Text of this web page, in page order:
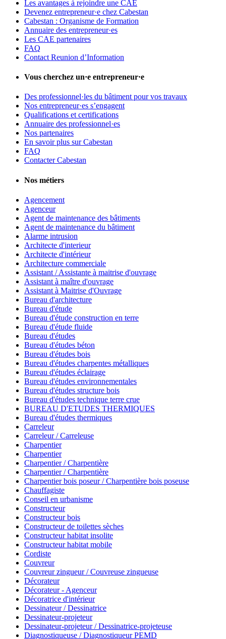
Les avantages à rejoindre une CAE
Devenez entrepreneur·e chez Cabestan
Cabestan : Organisme de Formation
Annuaire des entrepreneur·es
Les CAE partenaires
FAQ
Contact Reunion d’Information
Vous cherchez un·e entrepreneur·e
Des professionnel·les du bâtiment pour vos travaux
Nos entrepreneur·es s’engagent
Qualifications et certifications
Annuaire des professionnel·es
Nos partenaires
En savoir plus sur Cabestan
FAQ
Contacter Cabestan
Nos métiers
Agencement
Agenceur
Agent de maintenance des bâtiments
Agent de maintenance du bâtiment
Alarme intrusion
Architecte d'interieur
Architecte d'intérieur
Architecture commerciale
Assistant / Assistante à maitrise d'ouvrage
Assistant à maître d'ouvrage
Assistant à Maitrise d'Ouvrage
Bureau d'architecture
Bureau d'étude
Bureau d'étude construction en terre
Bureau d'étude fluide
Bureau d'études
Bureau d'études béton
Bureau d'études bois
Bureau d'études charpentes métalliques
Bureau d'études éclairage
Bureau d'études environnementales
Bureau d'études structure bois
Bureau d'études technique terre crue
BUREAU D'ETUDES THERMIQUES
Bureau d'études thermiques
Carreleur
Carreleur / Carreleuse
Charpentier
Charpentier
Charpentier / Charpentière
Charpentier / Charpentière
Charpentier bois poseur / Charpentière bois poseuse
Chauffagiste
Conseil en urbanisme
Constructeur
Constructeur bois
Constructeur de toilettes sèches
Constructeur habitat insolite
Constructeur habitat mobile
Cordiste
Couvreur
Couvreur zingueur / Couvreuse zingueuse
Décorateur
Décorateur - Agenceur
Décoratrice d'intérieur
Dessinateur / Dessinatrice
Dessinateur-projeteur
Dessinateur-projeteur / Dessinatrice-projeteuse
Diagnostiqueuse / Diagnostiqueur PEMD